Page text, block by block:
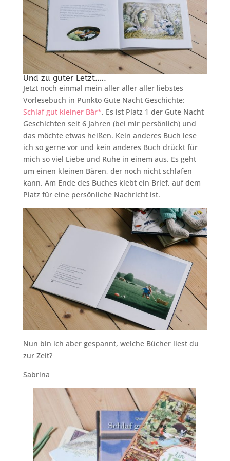
Und zu guter Letzt…..
Jetzt noch einmal mein aller aller aller liebstes
Vorlesebuch in Punkto Gute Nacht Geschichte:
Schlaf gut kleiner Bär*. Es ist Platz 1 der Gute Nacht
Geschichten seit 6 Jahren (bei mir persönlich) und
das möchte etwas heißen. Kein anderes Buch lese
ich so gerne vor und kein anderes Buch drückt für
mich so viel Liebe und Ruhe in einem aus. Es geht
um einen kleinen Bären, der noch nicht schlafen
kann. Am Ende des Buches klebt ein Brief, auf dem
Platz für eine persönliche Nachricht ist.
Nun bin ich aber gespannt, welche Bücher liest du
zur Zeit?
Sabrina